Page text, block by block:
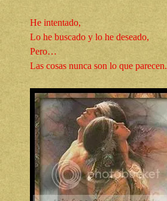
He intentado,
Lo he buscado y lo he deseado,
Pero…
Las cosas nunca son lo que parecen.